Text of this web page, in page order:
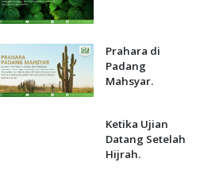
Prahara di
Padang
Mahsyar.
Ketika Ujian
Datang Setelah
Hijrah.